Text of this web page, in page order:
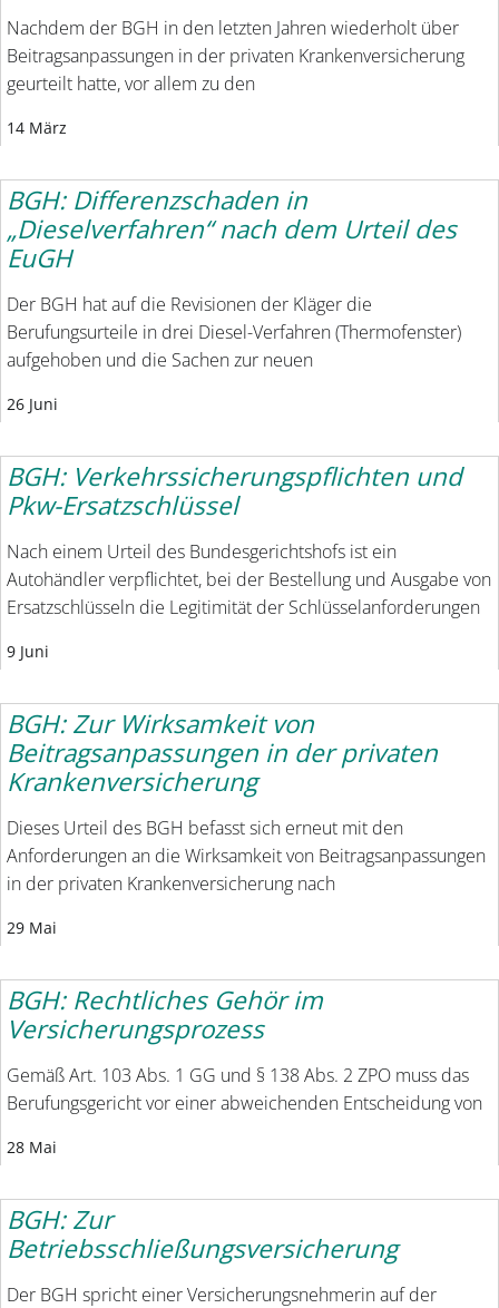
Nachdem der BGH in den letzten Jahren wiederholt über
Beitragsanpassungen in der privaten Krankenversicherung
geurteilt hatte, vor allem zu den
14 März
BGH: Differenzschaden in
„Dieselverfahren“ nach dem Urteil des
EuGH
Der BGH hat auf die Revisionen der Kläger die
Berufungsurteile in drei Diesel-Verfahren (Thermofenster)
aufgehoben und die Sachen zur neuen
26 Juni
BGH: Verkehrssicherungspflichten und
Pkw-Ersatzschlüssel
Nach einem Urteil des Bundesgerichtshofs ist ein
Autohändler verpflichtet, bei der Bestellung und Ausgabe von
Ersatzschlüsseln die Legitimität der Schlüsselanforderungen
9 Juni
BGH: Zur Wirksamkeit von
Beitragsanpassungen in der privaten
Krankenversicherung
Dieses Urteil des BGH befasst sich erneut mit den
Anforderungen an die Wirksamkeit von Beitragsanpassungen
in der privaten Krankenversicherung nach
29 Mai
BGH: Rechtliches Gehör im
Versicherungsprozess
Gemäß Art. 103 Abs. 1 GG und § 138 Abs. 2 ZPO muss das
Berufungsgericht vor einer abweichenden Entscheidung von
28 Mai
BGH: Zur
Betriebsschließungsversicherung
Der BGH spricht einer Versicherungsnehmerin auf der